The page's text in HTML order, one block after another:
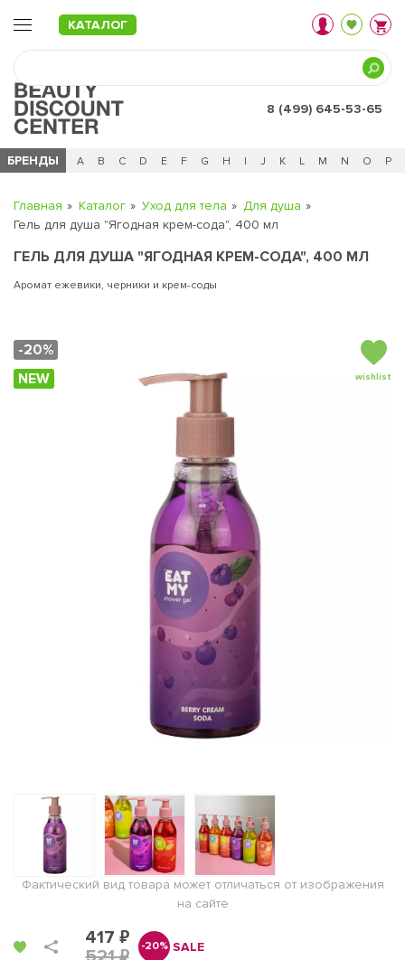
КАТАЛОГ
8 (499) 645-53-65
БРЕНДЫ
Ч 0 - 9 A B C D E F G H I J K L M N O P
Главная Каталог Уход для тела
Для душа
Гель для душа "Ягодная крем-сода", 400 мл
ГЕЛЬ ДЛЯ ДУША "ЯГОДНАЯ КРЕМ-СОДА", 400 МЛ
Аромат ежевики, черники и крем-соды
-20%
NEW
wishlist
Фактический вид товара может отличаться от изображения
на сайте
417 ₽
-20% SALE